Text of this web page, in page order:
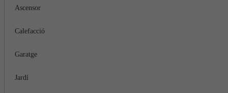
Ascensor
Calefacció
Garatge
Jardí